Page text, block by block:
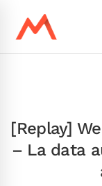
[Replay]
– La data